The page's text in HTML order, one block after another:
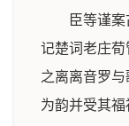
臣等谨
记楚词老庄
之离离音罗
为韵并受其